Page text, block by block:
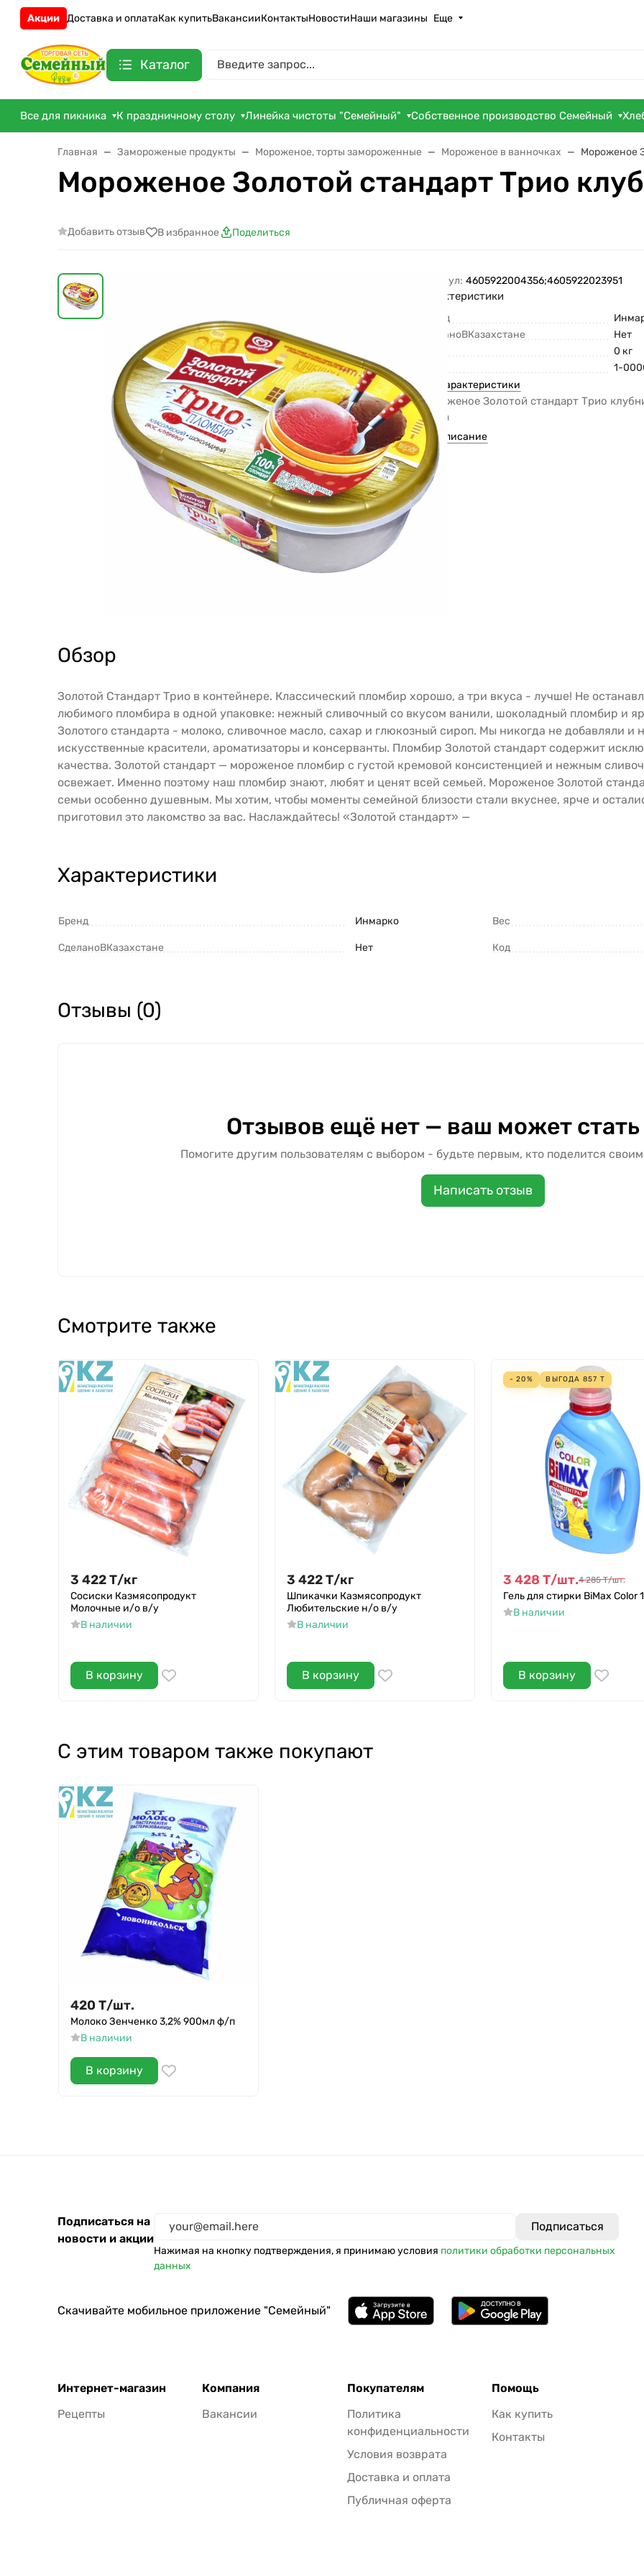
Акции Доставка и оплатаКак купитьВакансииКонтактыНовостиНаши магазины Еще
Каталог
Все для пикника К праздничному столу Линейка чистоты "Семейный" Собственное производство Семейный
Главная Замороженые продукты Мороженое, торты замороженные Мороженое в ванночках Мороженое
Мороженое Золотой стандарт Трио
Добавить отзыв В избранное Поделиться
Артикул: 4605922004356;4605922023951
Характеристики
Бренд
СделаноВКазахстане
Нет
0 кг
1-
Все характеристики
Мороженое Золотой стандарт Трио
ванна
Все описание
Обзор
Золотой Стандарт Трио в контейнере. Классический пломбир хорошо, а три вкуса - лучше! Не
любимого пломбира в одной упаковке: нежный сливочный со вкусом ванили, шоколадный пломбир и
Золотого стандарта - молоко, сливочное масло, сахар и глюкозный сироп. Мы никогда не добавляли и
искусственные красители, ароматизаторы и консерванты. Пломбир Золотой стандарт содержит
качества. Золотой стандарт — мороженое пломбир с густой кремовой консистенцией и нежным
освежает. Именно поэтому наш пломбир знают, любят и ценят всей семьей. Мороженое Золотой
семьи особенно душевным. Мы хотим, чтобы моменты семейной близости стали вкуснее, ярче и
приготовил это лакомство за вас. Наслаждайтесь! «Золотой стандарт» —
Характеристики
Бренд Инмарко
СделаноВКазахстане Нет
Вес
Код
Отзывы (0)
Отзывов ещё нет — ваш может
Помогите другим пользователям с выбором - будьте первым, кто поделится
Написать отзыв
Смотрите также
3 422Т/кг
Сосиски Казмясопродукт
Молочные и/о в/у
В наличии
В корзину
3 422Т/кг
Шпикачки Казмясопродукт
Любительские н/о в/у
В наличии
В корзину
- 20% ВЫГОДА 857 Т
3 428 Т/шт.4 285 Т/шт.
Гель для стирки BiMax Color
В наличии
В корзину
С этим товаром также покупают
420 Т/шт.
Молоко Зенченко 3,2% 900мл ф/п
В наличии
В корзину
Подписаться на
новости и акции
Нажимая на кнопку подтверждения, я принимаю условия политики обработки персональных
данных
Скачивайте мобильное приложение "Семейный"
Интернет-магазин
Рецепты
Компания
Вакансии
Покупателям
Политика
конфиденциальности
Условия возврата
Доставка и оплата
Публичная оферта
Помощь
Как купить
Контакты